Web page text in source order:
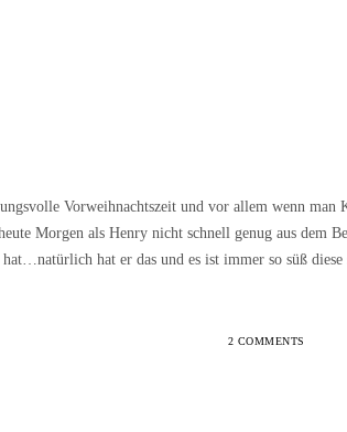
Vorweihnachtszeit und vor allem wenn man
Morgen als Henry nicht schnell genug aus dem
hat er das und es ist immer so süß diese
2 COMMENTS